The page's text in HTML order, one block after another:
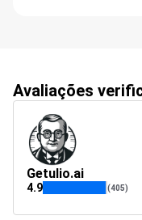
Avaliações
Getulio.ai
4.9 (405)